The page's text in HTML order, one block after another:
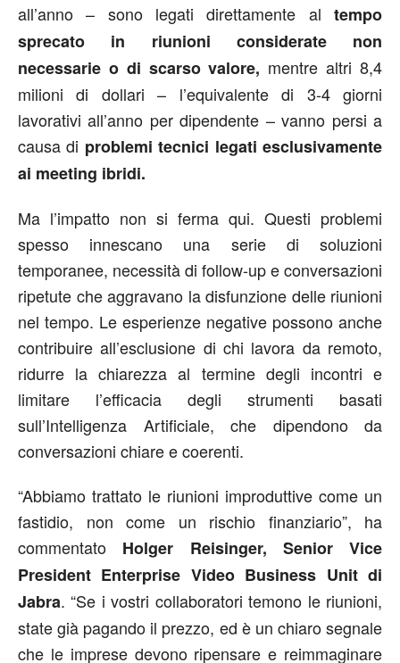
all’anno – sono legati direttamente al tempo
sprecato in riunioni considerate non
necessarie o di scarso valore, mentre altri 8,4
milioni di dollari – l’equivalente di 3-4 giorni
lavorativi all’anno per dipendente – vanno persi a
causa di problemi tecnici legati esclusivamente
ai meeting ibridi.
Ma l’impatto non si ferma qui. Questi problemi
spesso innescano una serie di soluzioni
temporanee, necessità di follow-up e conversazioni
ripetute che aggravano la disfunzione delle riunioni
nel tempo. Le esperienze negative possono anche
contribuire all’esclusione di chi lavora da remoto,
ridurre la chiarezza al termine degli incontri e
limitare l’efficacia degli strumenti basati
sull’Intelligenza Artificiale, che dipendono da
conversazioni chiare e coerenti.
“Abbiamo trattato le riunioni improduttive come un
fastidio, non come un rischio finanziario”, ha
commentato Holger Reisinger, Senior Vice
President Enterprise Video Business Unit di
Jabra. “Se i vostri collaboratori temono le riunioni,
state già pagando il prezzo, ed è un chiaro segnale
che le imprese devono ripensare e reimmaginare